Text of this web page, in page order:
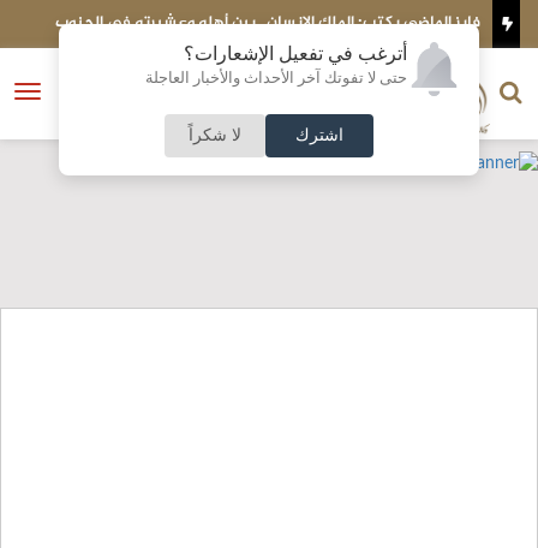
أترغب في تفعيل الإشعارات؟
حتى لا تفوتك آخر الأحداث والأخبار العاجلة
اشترك لا شكراً
فايز الماضي يكتب: الملك الإنسان ..بين أهله وعشيرته في الجنوب
فتح
الناشر و رئيس التحرير
النسخة الكاملة